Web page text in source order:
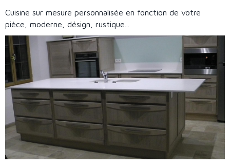
Cuisine sur mesure personnalisée en fonction de votre
pièce, moderne, désign, rustique...